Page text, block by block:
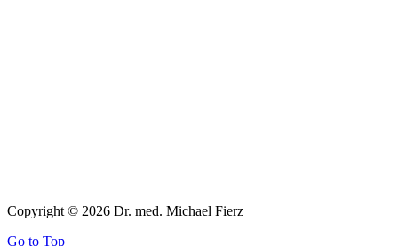
Copyright © 2026 Dr. med. Michael Fierz
Go to Top